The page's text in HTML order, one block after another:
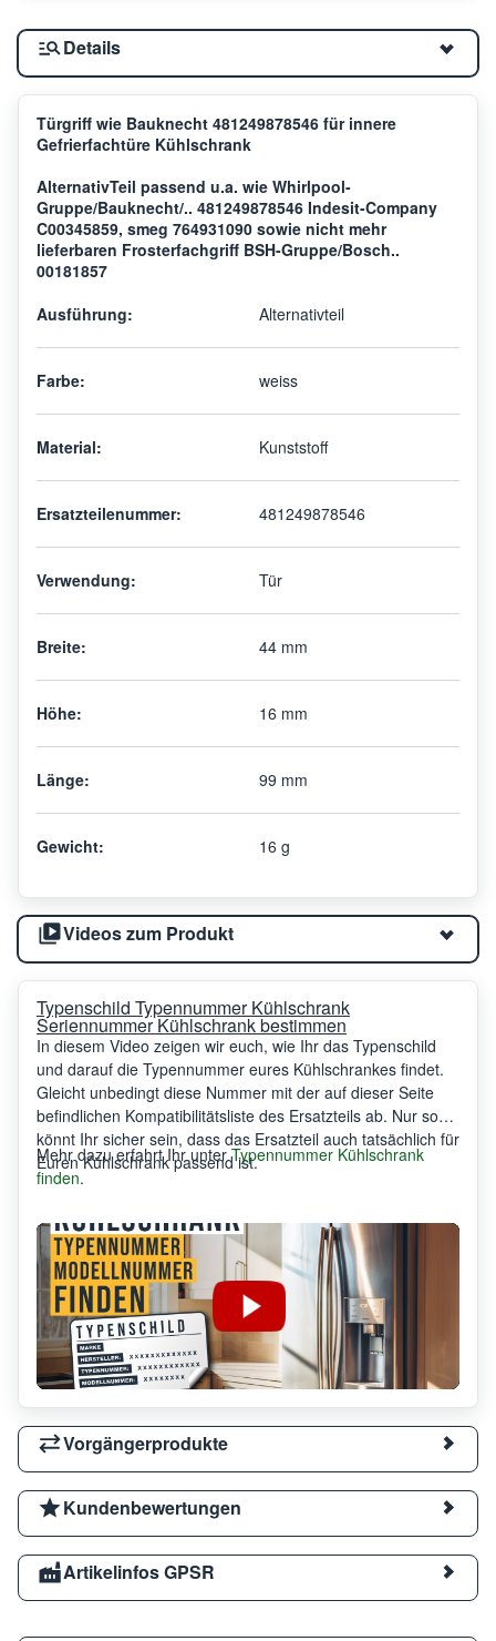
Details
Türgriff wie Bauknecht 481249878546 für innere
Gefrierfachtüre Kühlschrank
AlternativTeil passend u.a. wie Whirlpool-
Gruppe/Bauknecht/.. 481249878546 Indesit-Company
C00345859, smeg 764931090 sowie nicht mehr
lieferbaren Frosterfachgriff BSH-Gruppe/Bosch..
00181857
Ausführung:
Alternativteil
Farbe: weiss
Material: Kunststoff
Ersatzteilenummer: 481249878546
Verwendung: Tür
Breite: 44 mm
Höhe: 16 mm
Länge: 99 mm
Gewicht: 16 g
Videos zum Produkt
Typenschild Typennummer Kühlschrank
Seriennummer Kühlschrank bestimmen
In diesem Video zeigen wir euch, wie Ihr das Typenschild
und darauf die Typennummer eures Kühlschrankes findet.
Gleicht unbedingt diese Nummer mit der auf dieser Seite
befindlichen Kompatibilitätsliste des Ersatzteils ab. Nur so
könnt Ihr sicher sein, dass das Ersatzteil auch tatsächlich für
Euren Kühlschrank passend ist.
Mehr dazu erfahrt Ihr unterTypennummer Kühlschrank
finden.
Vorgängerprodukte
Kundenbewertungen
Artikelinfos GPSR